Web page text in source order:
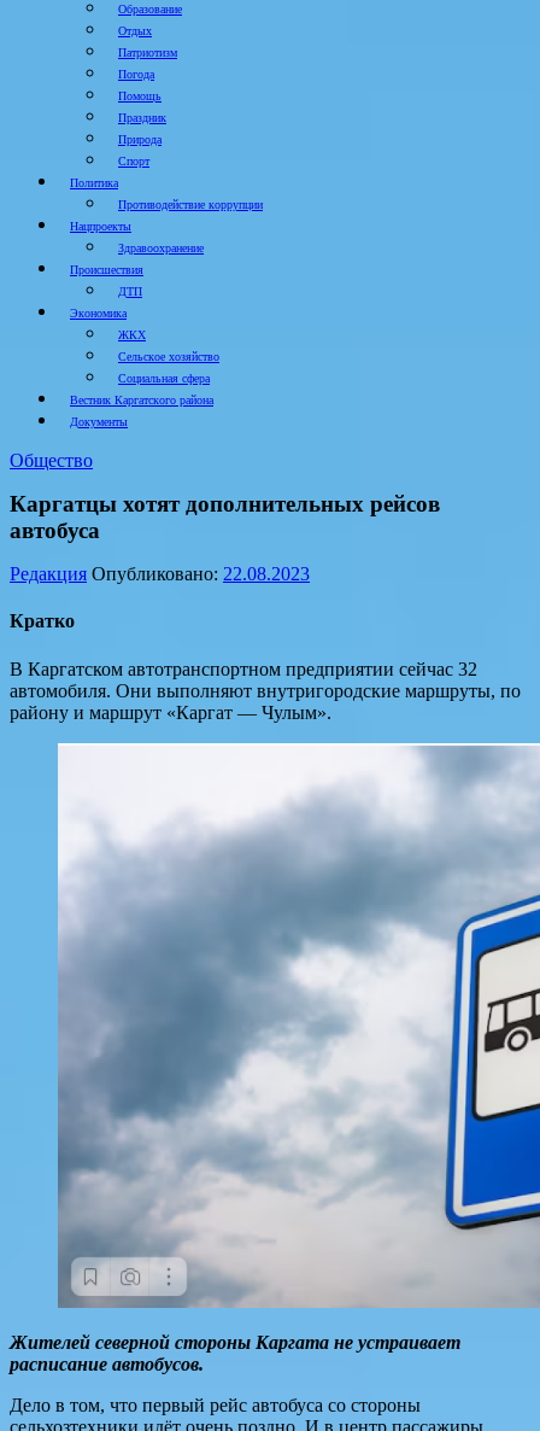
Образование
Отдых
Патриотизм
Погода
Помощь
Праздник
Природа
Спорт
Политика
Противодействие коррупции
Нацпроекты
Здравоохранение
Происшествия
ДТП
Экономика
ЖКХ
Сельское хозяйство
Социальная сфера
Вестник Каргатского района
Документы
Общество
Каргатцы хотят дополнительных рейсов
автобуса
Редакция Опубликовано: 22.08.2023
Кратко
В Каргатском автотранспортном предприятии сейчас 32
автомобиля. Они выполняют внутригородские маршруты, по
району и маршрут «Каргат — Чулым».
Жителей северной стороны Каргата не устраивает
расписание автобусов.
Дело в том, что первый рейс автобуса со стороны
сельхозтехники идёт очень поздно. И в центр пассажиры